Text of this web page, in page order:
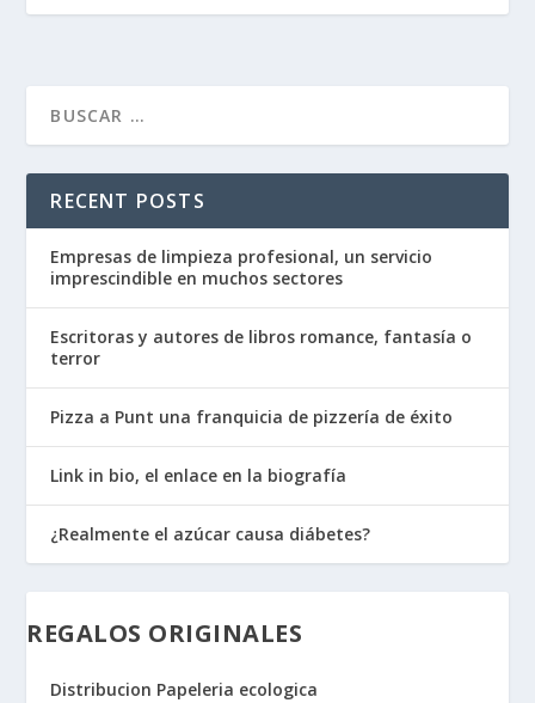
RECENT POSTS
Empresas de limpieza profesional, un servicio
imprescindible en muchos sectores
Escritoras y autores de libros romance, fantasía o
terror
Pizza a Punt una franquicia de pizzería de éxito
Link in bio, el enlace en la biografía
¿Realmente el azúcar causa diábetes?
REGALOS ORIGINALES
Distribucion Papeleria ecologica